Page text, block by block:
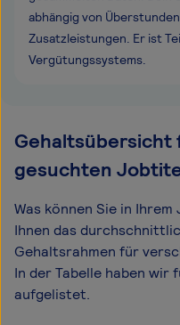
abhängig von
Zusatzleistungen. Er ist
Vergütungssystems.
Gehaltsübersicht
gesuchten
Was können Sie in
Ihnen das
Gehaltsrahmen für
In der Tabelle haben
aufgelistet.